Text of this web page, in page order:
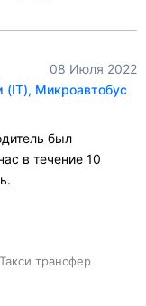
08 Июля 2022
Микроавтобус
был
в течение 10
Такси трансфер